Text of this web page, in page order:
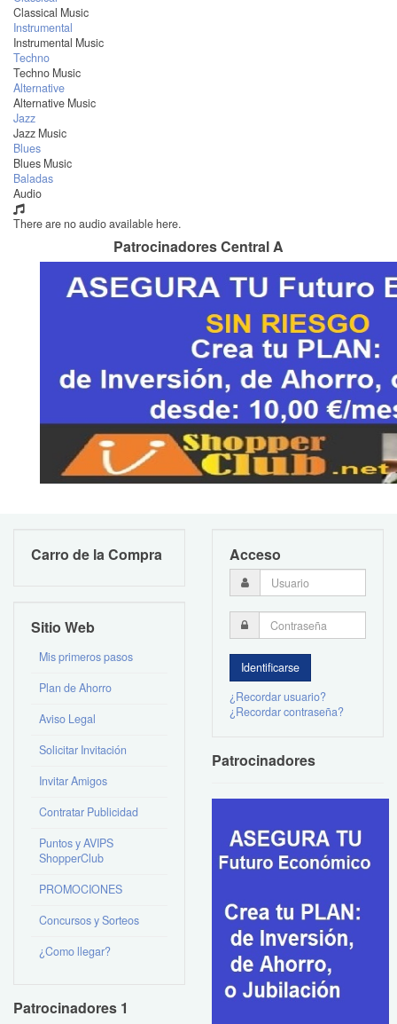
Classical Music
Instrumental
Instrumental Music
Techno
Techno Music
Alternative
Alternative Music
Jazz
Jazz Music
Blues
Blues Music
Baladas
Audio
There are no audio available here.
Patrocinadores Central A
Carro de la Compra
Sitio Web
Mis primeros pasos
Plan de Ahorro
Aviso Legal
Solicitar Invitación
Invitar Amigos
Contratar Publicidad
Puntos y AVIPS
ShopperClub
PROMOCIONES
Concursos y Sorteos
¿Como llegar?
Patrocinadores 1
Acceso
¿Recordar usuario?
¿Recordar contraseña?
Patrocinadores